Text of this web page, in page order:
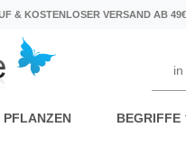
& KOSTENLOSER VERSAND AB
PFLANZEN BEGRIFFE